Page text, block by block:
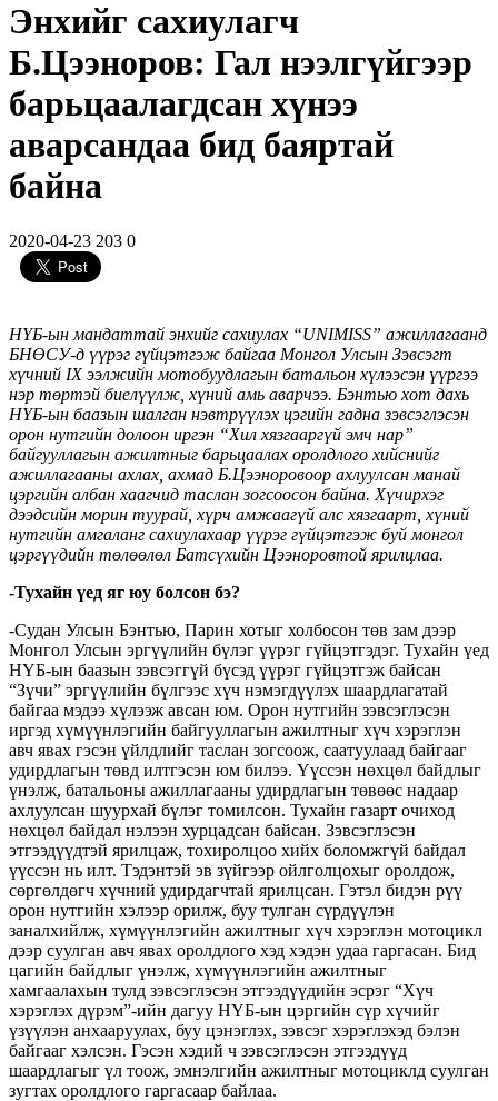
Энхийг сахиулагч
Б.Цээноров: Гал нээлгүйгээр
барьцаалагдсан хүнээ
аварсандаа бид баяртай
байна
2020-04-23 203 0
НҮБ-ын мандаттай энхийг сахиулах “UNIMISS” ажиллагаанд
БНӨСУ-д үүрэг гүйцэтгэж байгаа Монгол Улсын Зэвсэгт
хүчний IX ээлжийн мотобуудлагын батальон хүлээсэн үүргээ
нэр төртэй биелүүлж, хүний амь аварчээ. Бэнтью хот дахь
НҮБ-ын баазын шалган нэвтрүүлэх цэгийн гадна зэвсэглэcэн
орон нутгийн долоон иргэн “Хил хязгааргүй эмч нар”
байгууллагын ажилтныг барьцаалах оролдлого хийснийг
ажиллагааны ахлах, ахмад Б.Цээноровоор ахлуулсан манай
цэргийн албан хаагчид таслан зогсоосон байна. Хүчирхэг
дээдсийн морин туурай, хүрч амжаагүй алс хязгаарт, хүний
нутгийн амгаланг сахиулахаар үүрэг гүйцэтгэж буй монгол
цэргүүдийн төлөөлөл Батсүхийн Цээноровтой ярилцлаа.
-Тухайн үед яг юу болсон бэ?
-Судан Улсын Бэнтью, Парин хотыг холбосон төв зам дээр
Монгол Улсын эргүүлийн бүлэг үүрэг гүйцэтгэдэг. Тухайн үед
НҮБ-ын баазын зэвсэггүй бүсэд үүрэг гүйцэтгэж байсан
“Зүчи” эргүүлийн бүлгээс хүч нэмэгдүүлэх шаардлагатай
байгаа мэдээ хүлээж авсан юм. Орон нутгийн зэвсэглэсэн
иргэд хүмүүнлэгийн байгууллагын ажилтныг хүч хэрэглэн
авч явах гэсэн үйлдлийг таслан зогсоож, саатуулаад байгааг
удирдлагын төвд илтгэсэн юм билээ. Үүссэн нөхцөл байдлыг
үнэлж, батальоны ажиллагааны удирдлагын төвөөс надаар
ахлуулсан шуурхай бүлэг томилсон. Тухайн газарт очиход
нөхцөл байдал нэлээн хурцадсан байсан. Зэвсэглэсэн
этгээдүүдтэй ярилцаж, тохиролцоо хийх боломжгүй байдал
үүссэн нь илт. Тэдэнтэй эв зүйгээр ойлголцохыг оролдож,
сөргөлдөгч хүчний удирдагчтай ярилцсан. Гэтэл бидэн рүү
орон нутгийн хэлээр орилж, буу тулган сүрдүүлэн
заналхийлж, хүмүүнлэгийн ажилтныг хүч хэрэглэн мотоцикл
дээр суулган авч явах оролдлого хэд хэдэн удаа гаргасан. Бид
цагийн байдлыг үнэлж, хүмүүнлэгийн ажилтныг
хамгаалахын тулд зэвсэглэсэн этгээдүүдийн эсрэг “Хүч
хэрэглэх дүрэм”-ийн дагуу НҮБ-ын цэргийн сүр хүчийг
үзүүлэн анхааруулах, буу цэнэглэх, зэвсэг хэрэглэхэд бэлэн
байгааг хэлсэн. Гэсэн хэдий ч зэвсэглэсэн этгээдүүд
шаардлагыг үл тоож, эмнэлгийн ажилтныг мотоциклд суулган
зугтах оролдлого гаргасаар байлаа.